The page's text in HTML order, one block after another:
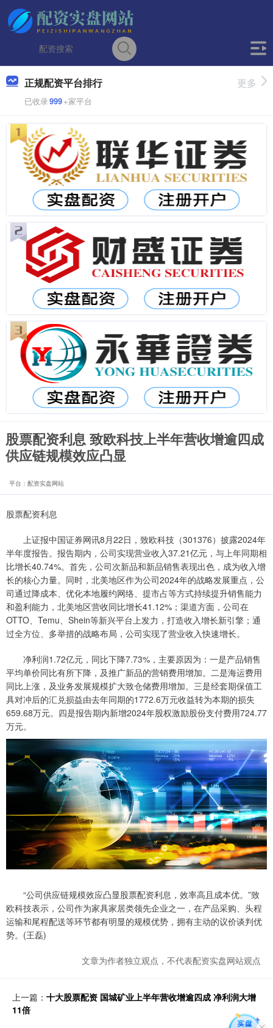
正规配资平台排行
已收录999+家平台
更多
股票配资利息 致欧科技上半年营收增逾四成
供应链规模效应凸显
平台：配资实盘网站
股票配资利息
上证报中国证券网讯8月22日，致欧科技（301376）披露2024年
半年度报告。报告期内，公司实现营业收入37.21亿元，与上年同期相
比增长40.74%。首先，公司次新品和新品销售表现出色，成为收入增
长的核心力量。同时，北美地区作为公司2024年的战略发展重点，公
司通过降成本、优化本地履约网络、提市占等方式持续提升销售能力
和盈利能力，北美地区营收同比增长41.12%；渠道方面，公司在
OTTO、Temu、Shein等新兴平台上发力，打造收入增长新引擎；通
过全方位、多举措的战略布局，公司实现了营业收入快速增长。
净利润1.72亿元，同比下降7.73%，主要原因为：一是产品销售
平均单价同比有所下降，及推广新品的营销费用增加。二是海运费用
同比上涨，及业务发展规模扩大致仓储费用增加。三是经套期保值工
具对冲后的汇兑损益由去年同期的1772.6万元收益转为本期的损失
659.68万元。四是报告期内新增2024年股权激励股份支付费用724.77
万元。
“公司供应链规模效应凸显股票配资利息，效率高且成本优。”致
欧科技表示，公司作为家具家居类领先企业之一，在产品采购、头程
运输和尾程配送等环节都有明显的规模优势，拥有主动的议价谈判优
势。(王磊)
文章为作者独立观点，不代表配资实盘网站观点
上一篇： 十大股票配资 国城矿业上半年营收增逾四成 净利润大增
11倍